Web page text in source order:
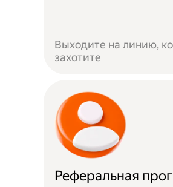
Выходите на линию,
захотите
Реферальная